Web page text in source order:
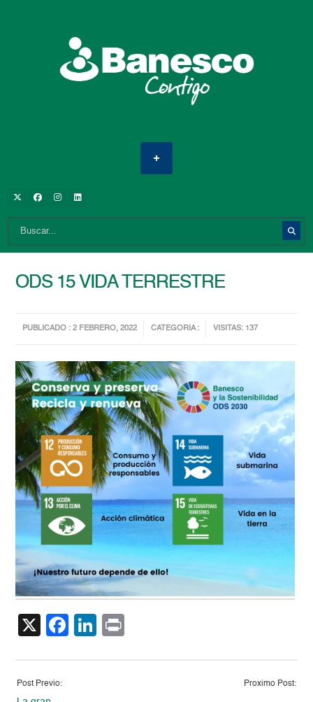
ODS 15 VIDA TERRESTRE
PUBLICADO : 2 FEBRERO, 2022 CATEGORIA : VISITAS: 137
X Facebook
LinkedIn
Post Previo: Proximo Post: